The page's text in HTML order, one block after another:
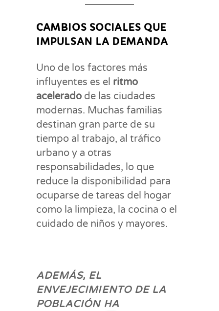
CAMBIOS SOCIALES QUE
IMPULSAN LA DEMANDA
Uno de los factores más
influyentes es el ritmo
acelerado de las ciudades
modernas. Muchas familias
destinan gran parte de su
tiempo al trabajo, al tráfico
urbano y a otras
responsabilidades, lo que
reduce la disponibilidad para
ocuparse de tareas del hogar
como la limpieza, la cocina o el
cuidado de niños y mayores.
ADEMÁS, EL
ENVEJECIMIENTO DE LA
POBLACIÓN HA